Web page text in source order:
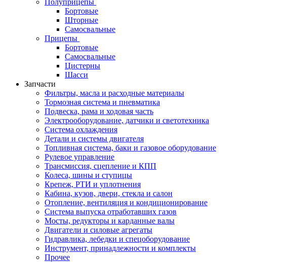
Полуприцепы
Бортовые
Шторные
Самосвальные
Прицепы
Бортовые
Самосвальные
Цистерны
Шасси
Запчасти
Фильтры, масла и расходные материалы
Тормозная система и пневматика
Подвеска, рама и ходовая часть
Электрооборудование, датчики и светотехника
Система охлаждения
Детали и системы двигателя
Топливная система, баки и газовое оборудование
Рулевое управление
Трансмиссия, сцепление и КПП
Колеса, шины и ступицы
Крепеж, РТИ и уплотнения
Кабина, кузов, двери, стекла и салон
Отопление, вентиляция и кондиционирование
Система выпуска отработавших газов
Мосты, редукторы и карданные валы
Двигатели и силовые агрегаты
Гидравлика, лебедки и спецоборудование
Инструмент, принадлежности и комплекты
Прочее